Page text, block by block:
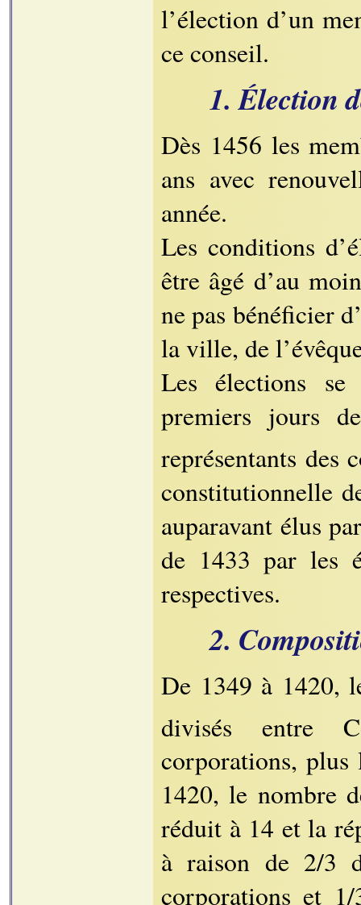
l’élection d’un
ce conseil.
1. Élection
Dès 1456 les
ans avec
année.
Les conditions
être âgé d’au
ne pas bénéficier
la ville, de
Les élections
premiers jours
représentants des
constitutionnelle
auparavant élus
de 1433 par les
respectives.
2.
De 1349 à 1420,
divisés entre
corporations,
1420, le nombre
réduit à 14 et la
à raison de 2/3
corporations et